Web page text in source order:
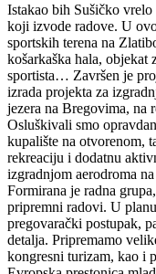
Istakao bih Sušičko
koji izvode radove. U
sportskih terena na
košarkaška hala, objekat
sportista… Završen je
izrada projekta za
jezera na Bregovima, na
Osluškivali smo
kupalište na otvorenom,
rekreaciju i dodatnu
izgradnjom aerodroma
Formirana je radna
pripremni radovi. U
pregovarački postupak,
detalja. Pripremamo
kongresni turizam, kao i